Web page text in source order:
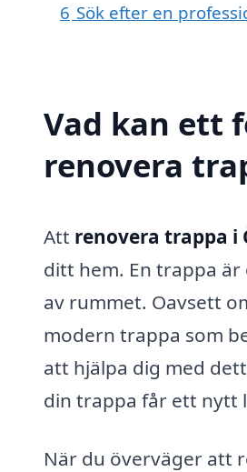
6 Sök efter en
Vad kan ett
renovera
Att renovera trappa i
ditt hem. En trappa
av rummet. Oavsett
modern trappa som
att hjälpa dig med
din trappa får ett nytt
När du överväger att